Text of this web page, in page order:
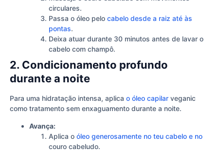
circulares.
Passa o óleo pelo cabelo desde a raiz até às
pontas.
Deixa atuar durante 30 minutos antes de lavar o
cabelo com champô.
2. Condicionamento profundo
durante a noite
Para uma hidratação intensa, aplica o óleo capilar veganic
como tratamento sem enxaguamento durante a noite.
Avança:
Aplica o óleo generosamente no teu cabelo e no
couro cabeludo.